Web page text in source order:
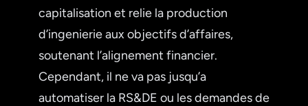
capitalisation et relie la production
d’ingenierie aux objectifs d’affaires,
soutenant l’alignement financier.
Cependant, il ne va pas jusqu’a
automatiser la RS&DE ou les demandes de